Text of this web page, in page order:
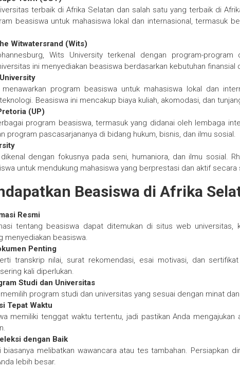
terbaik di Afrika Selatan dan salah satu yang terbaik di
beasiswa untuk mahasiswa lokal dan internasional, termasuk
Witwatersrand (Wits)
Wits University terkenal dengan program-
ini menyediakan beasiswa berdasarkan kebutuhan finansial
menawarkan program beasiswa untuk mahasiswa lokal dan
Beasiswa ini mencakup biaya kuliah, akomodasi, dan
(UP)
program beasiswa, termasuk yang didanai oleh lembaga
program pascasarjananya di bidang hukum, bisnis, dan ilmu sosial.
dengan fokusnya pada seni, humaniora, dan ilmu sosial.
untuk mendukung mahasiswa yang berprestasi dan aktif secara
Beasiswa di Afrika
Resmi
tentang beasiswa dapat ditemukan di situs web universitas,
menyediakan beasiswa.
Penting
transkrip nilai, surat rekomendasi, esai motivasi, dan
kali diperlukan.
Studi dan Universitas
program studi dan universitas yang sesuai dengan minat
Tepat Waktu
memiliki tenggat waktu tertentu, jadi pastikan Anda mengajukan
dengan Baik
biasanya melibatkan wawancara atau tes tambahan. Persiapkan
lebih besar.